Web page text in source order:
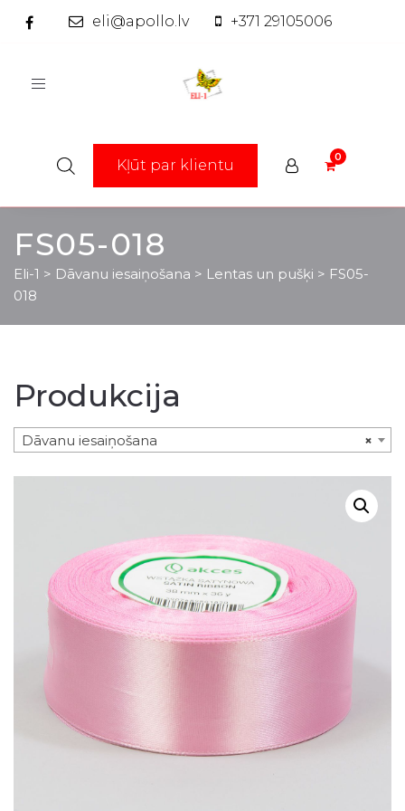
eli@apollo.lv +371 29105006
Toggle
Kļūt par klientu
FS05-018
Eli-1 > Dāvanu iesaiņošana > Lentas un pušķi > FS05-
018
Produkcija
×
Dāvanu iesaiņošana